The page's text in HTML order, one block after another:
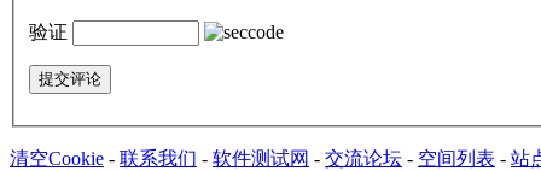
验证
提交评论
清空Cookie - 联系我们 - 软件测试网 - 交流论坛 - 空间列表 - 站